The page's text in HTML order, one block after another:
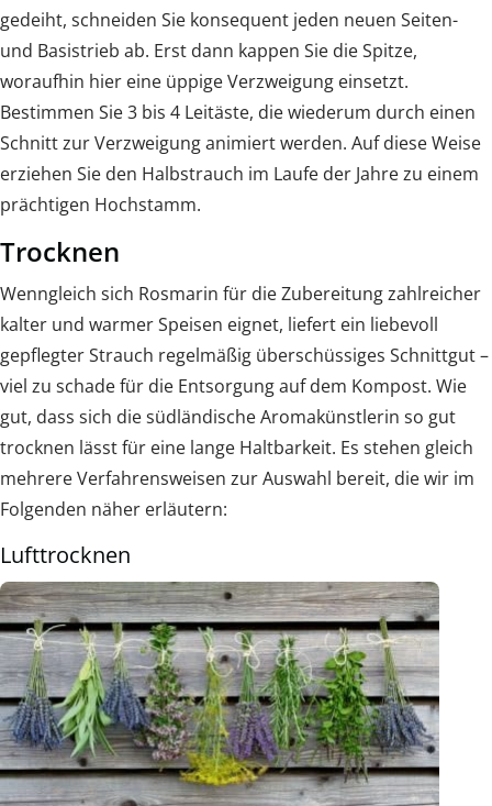
gedeiht, schneiden Sie konsequent jeden neuen Seiten-
und Basistrieb ab. Erst dann kappen Sie die Spitze,
woraufhin hier eine üppige Verzweigung einsetzt.
Bestimmen Sie 3 bis 4 Leitäste, die wiederum durch einen
Schnitt zur Verzweigung animiert werden. Auf diese Weise
erziehen Sie den Halbstrauch im Laufe der Jahre zu einem
prächtigen Hochstamm.
Trocknen
Wenngleich sich Rosmarin für die Zubereitung zahlreicher
kalter und warmer Speisen eignet, liefert ein liebevoll
gepflegter Strauch regelmäßig überschüssiges Schnittgut –
viel zu schade für die Entsorgung auf dem Kompost. Wie
gut, dass sich die südländische Aromakünstlerin so gut
trocknen lässt für eine lange Haltbarkeit. Es stehen gleich
mehrere Verfahrensweisen zur Auswahl bereit, die wir im
Folgenden näher erläutern:
Lufttrocknen